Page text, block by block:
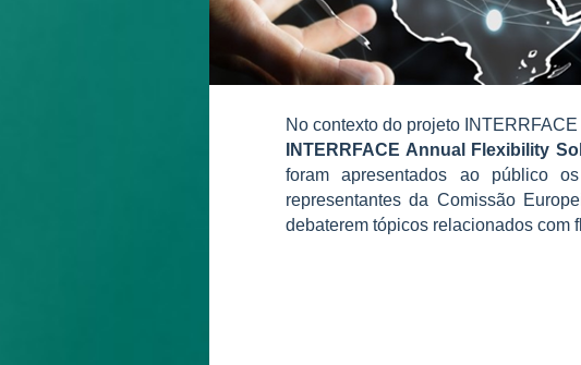
No contexto do projeto
INTERRFACE Annual Flexibility
foram apresentados ao público
representantes da Comissão
debaterem tópicos relacionados com